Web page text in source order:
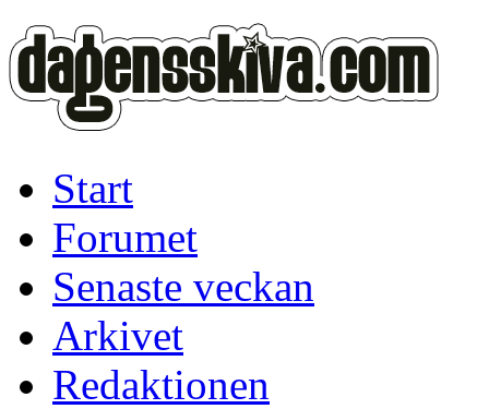
Start
Forumet
Senaste veckan
Arkivet
Redaktionen